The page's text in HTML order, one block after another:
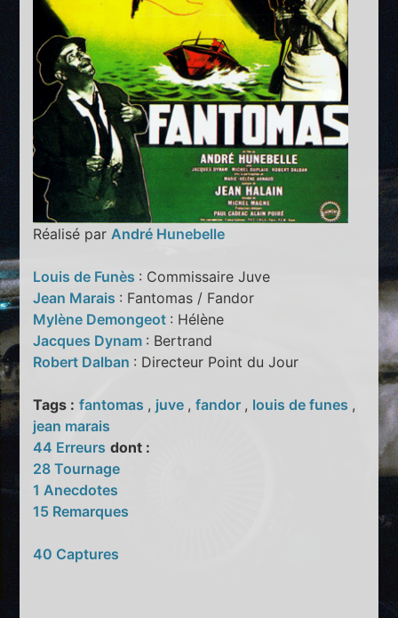
Réalisé par André Hunebelle
Louis de Funès : Commissaire Juve
Jean Marais : Fantomas / Fandor
Mylène Demongeot : Hélène
Jacques Dynam : Bertrand
Robert Dalban : Directeur Point du Jour
Tags : fantomas , juve ,fandor , louis de funes ,
jean marais
44 Erreurs dont :
28 Tournage
1 Anecdotes
15 Remarques
40 Captures